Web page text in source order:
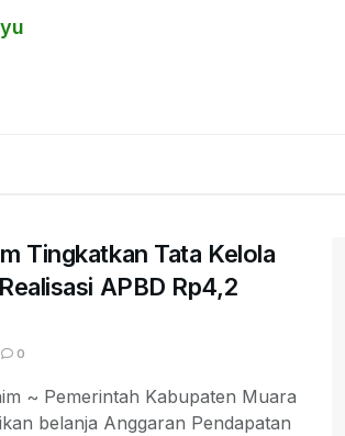
Tingkatkan Tata Kelola
APBD Rp4,2
0
~ Pemerintah Kabupaten Muara
belanja Anggaran Pendapatan